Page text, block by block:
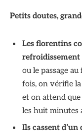
Petits doutes,
Les florentins
refroidissement
ou le passage
fois, on vérifie
et on attend
les huit minutes
Ils cassent